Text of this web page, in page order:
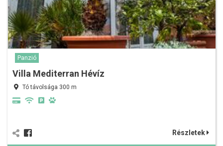
Panzió
Villa Mediterran Hévíz
Tó távolsága 300 m
Részletek